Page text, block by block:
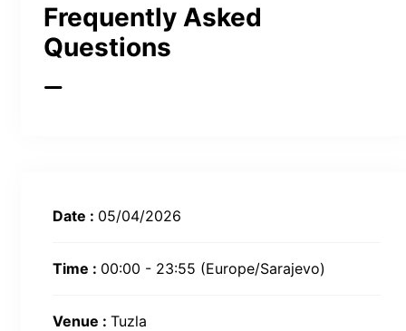
Frequently Asked
Questions
Date : 05/04/2026
Time : 00:00 - 23:55 (Europe/Sarajevo)
Venue : Tuzla